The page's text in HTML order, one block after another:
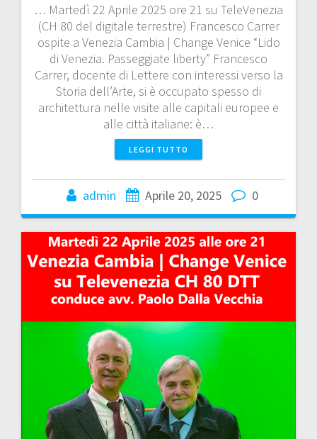
… Martedì 22 Aprile 2025 ore 21 su TeleVenezia
(CH 80 del digitale terrestre) Francesco Carrer
ospite a Venezia Cambia | Change Venice “Lido
di Venezia. Passeggiate liberty” Francesco
Carrer, docente di Lettere con interessi verso la
Storia dell’Arte, si è occupato spesso di
architettura nelle visite alle capitali europee e
alle città italiane: è…
LEGGI TUTTO
admin Aprile 20, 2025 0